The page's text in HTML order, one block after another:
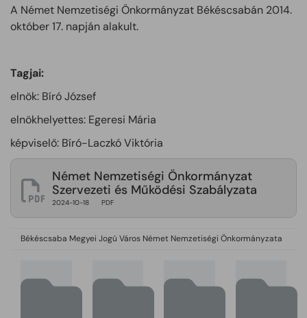
A Német Nemzetiségi Önkormányzat Békéscsabán 2014.
október 17. napján alakult.
Tagjai:
elnök: Bíró József
elnökhelyettes: Egeresi Mária
képviselő: Bíró-Laczkó Viktória
Német Nemzetiségi Önkormányzat
Szervezeti és Működési Szabályzata
2024-10-18 PDF
Békéscsaba Megyei Jogú Város Német Nemzetiségi Önkormányzata